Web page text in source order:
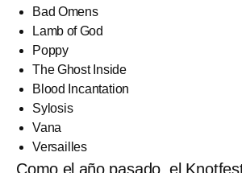
Bad Omens
Lamb of God
Poppy
The Ghost Inside
Blood Incantation
Sylosis
Vana
Versailles
Como el año pasado, el